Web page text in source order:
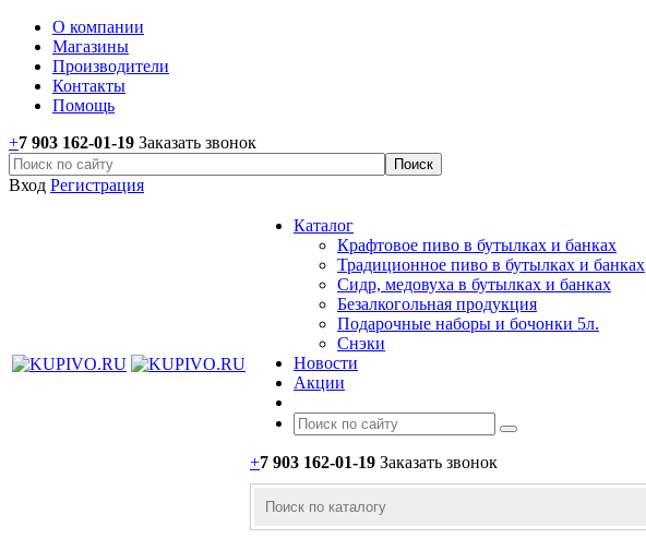
О компании
Магазины
Производители
Контакты
Помощь
+7 903 162-01-19 Заказать звонок
Вход Регистрация
Каталог
Крафтовое пиво в бутылках и банках
Традиционное пиво в бутылках и банках
Сидр, медовуха в бутылках и банках
Безалкогольная продукция
Подарочные наборы и бочонки 5л.
Снэки
Новости
Акции
+7 903 162-01-19 Заказать звонок